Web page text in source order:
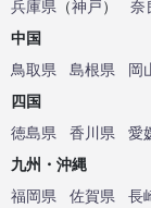
兵庫県 （神戸） 奈
中国
鳥取県
島根県 岡
四国
徳島県
香川県 愛
九州・沖縄
福岡県
佐賀県 長